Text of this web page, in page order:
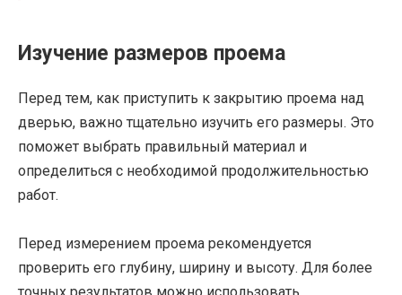
Изучение размеров проема
Перед тем, как приступить к закрытию проема над
дверью, важно тщательно изучить его размеры. Это
поможет выбрать правильный материал и
определиться с необходимой продолжительностью
работ.
Перед измерением проема рекомендуется
проверить его глубину, ширину и высоту. Для более